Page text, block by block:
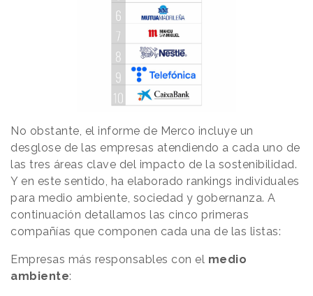
No obstante, el informe de Merco incluye un
desglose de las empresas atendiendo a cada uno de
las tres áreas clave del impacto de la sostenibilidad.
Y en este sentido, ha elaborado rankings individuales
para medio ambiente, sociedad y gobernanza. A
continuación detallamos las cinco primeras
compañías que componen cada una de las listas:
Empresas más responsables con el medio
ambiente: